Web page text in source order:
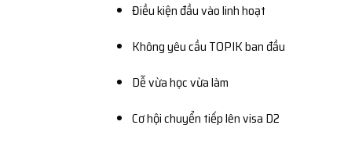
Điều kiện đầu vào linh hoạt
Không yêu cầu TOPIK ban đầu
Dễ vừa học vừa làm
Cơ hội chuyển tiếp lên visa D2